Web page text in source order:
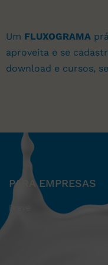
Um FLUXOGRAMA
aproveita e se
download e cursos,
PARA EMPRESAS
Breve